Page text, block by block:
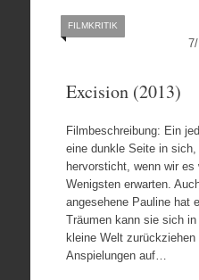
7/
FILMKRITIK
Excision (2013)
Filmbeschreibung: Ein
eine dunkle Seite in
hervorsticht, wenn wir es
Wenigsten erwarten.
angesehene Pauline hat
Träumen kann sie sich
kleine Welt zurückziehen
Anspielungen auf…